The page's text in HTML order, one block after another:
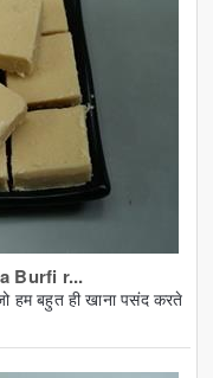
Burfi r...
हम बहुत ही खाना पसंद करते